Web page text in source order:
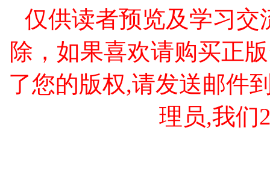
仅供读者预览及学习交
除，如果喜欢请购买正
了您的版权,请发送邮件
理员,我们